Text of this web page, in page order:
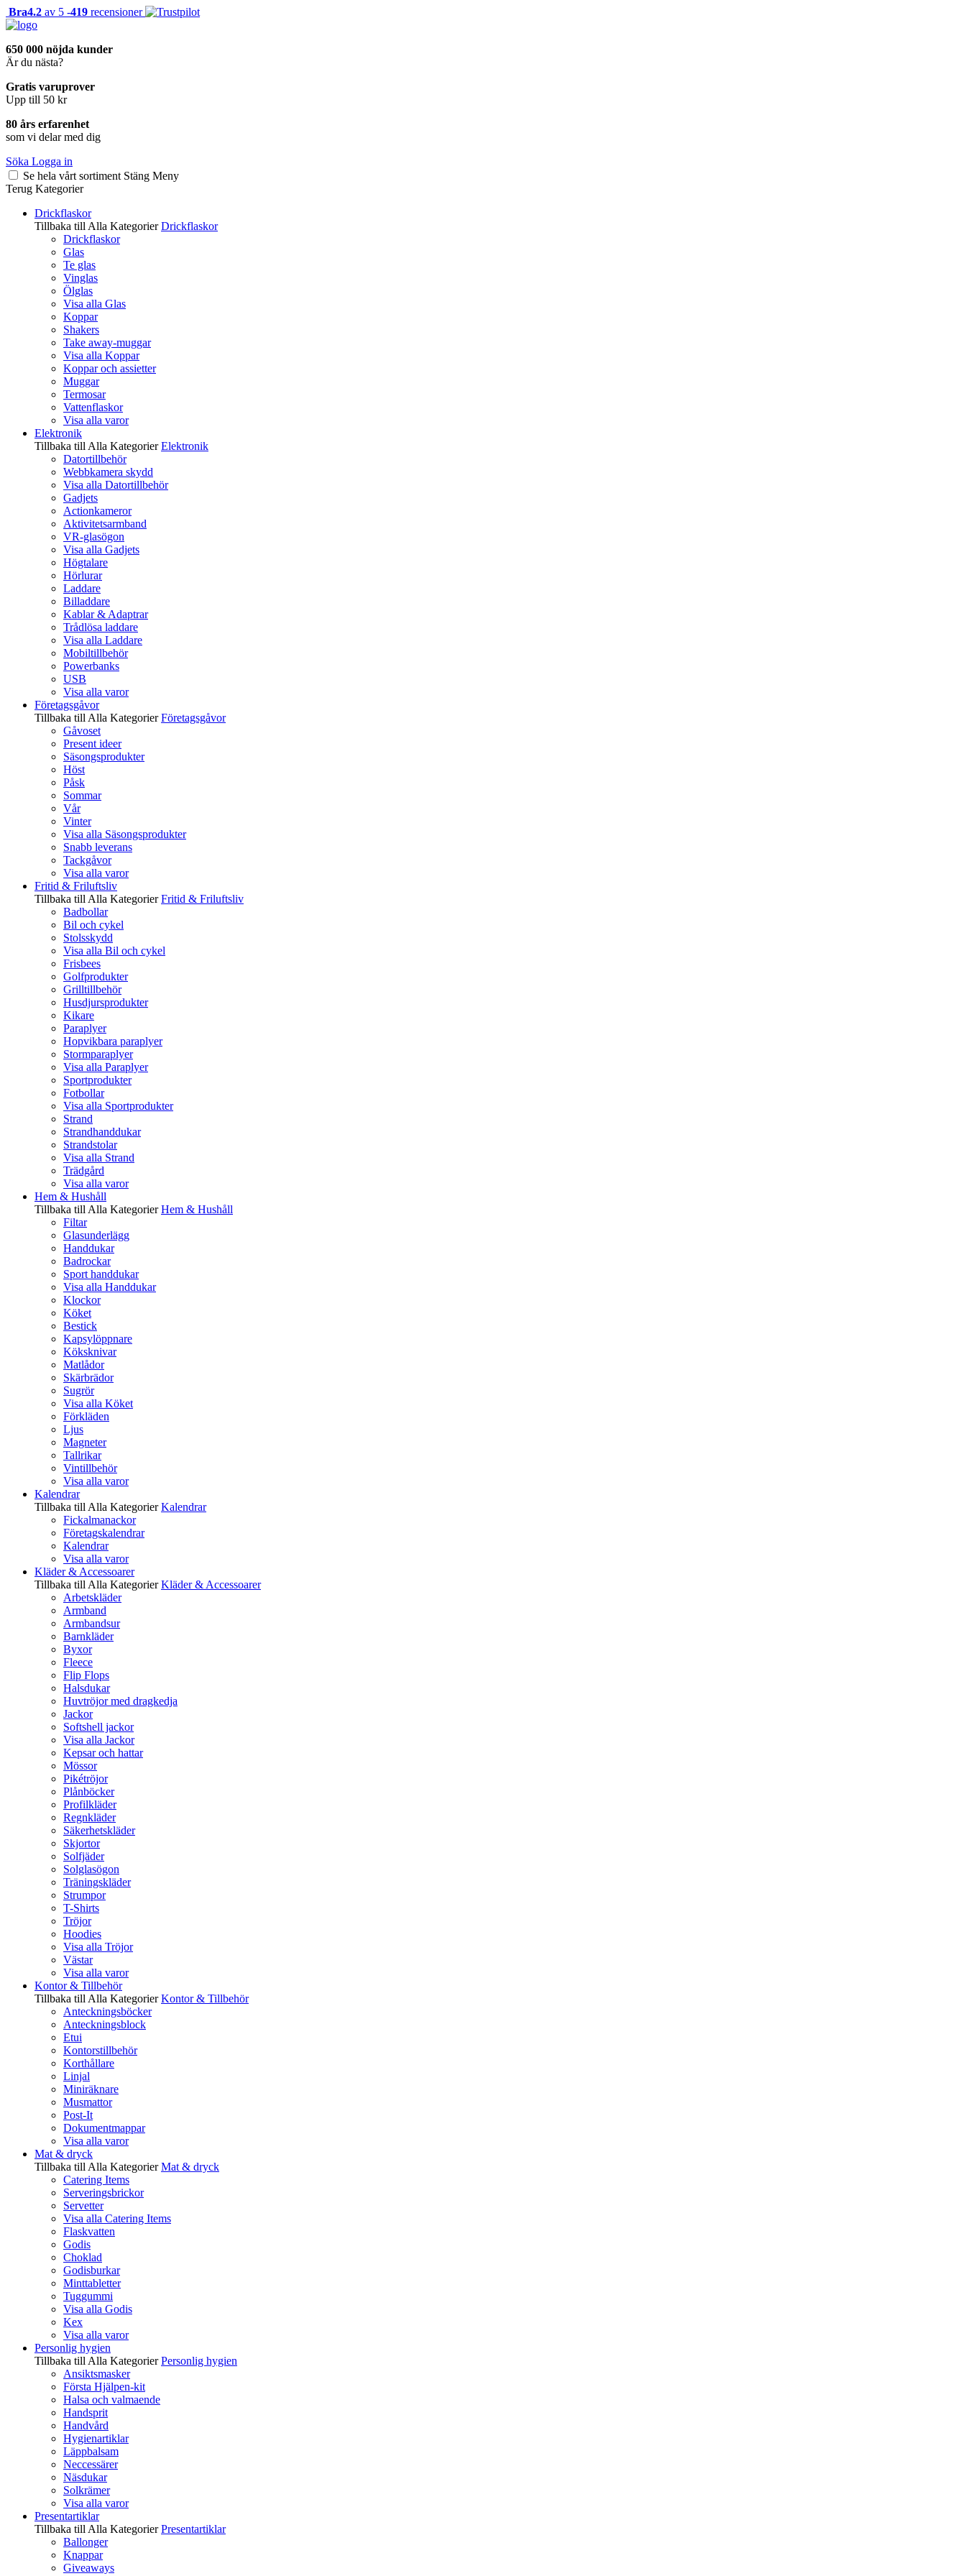
Bra4.2 av 5 -419 recensioner
650 000 nöjda kunder
Är du nästa?
Gratis varuprover
Upp till 50 kr
80 års erfarenhet
som vi delar med dig
Söka Logga in
Se hela vårt sortiment Stäng Meny
Terug Kategorier
Drickflaskor
Tillbaka till Alla Kategorier Drickflaskor
Drickflaskor
Glas
Te glas
Vinglas
Ölglas
Visa alla Glas
Koppar
Shakers
Take away-muggar
Visa alla Koppar
Koppar och assietter
Muggar
Termosar
Vattenflaskor
Visa alla varor
Elektronik
Tillbaka till Alla Kategorier Elektronik
Datortillbehör
Webbkamera skydd
Visa alla Datortillbehör
Gadjets
Actionkameror
Aktivitetsarmband
VR-glasögon
Visa alla Gadjets
Högtalare
Hörlurar
Laddare
Billaddare
Kablar & Adaptrar
Trådlösa laddare
Visa alla Laddare
Mobiltillbehör
Powerbanks
USB
Visa alla varor
Företagsgåvor
Tillbaka till Alla Kategorier Företagsgåvor
Gåvoset
Present ideer
Säsongsprodukter
Höst
Påsk
Sommar
Vår
Vinter
Visa alla Säsongsprodukter
Snabb leverans
Tackgåvor
Visa alla varor
Fritid & Friluftsliv
Tillbaka till Alla Kategorier Fritid & Friluftsliv
Badbollar
Bil och cykel
Stolsskydd
Visa alla Bil och cykel
Frisbees
Golfprodukter
Grilltillbehör
Husdjursprodukter
Kikare
Paraplyer
Hopvikbara paraplyer
Stormparaplyer
Visa alla Paraplyer
Sportprodukter
Fotbollar
Visa alla Sportprodukter
Strand
Strandhanddukar
Strandstolar
Visa alla Strand
Trädgård
Visa alla varor
Hem & Hushåll
Tillbaka till Alla Kategorier Hem & Hushåll
Filtar
Glasunderlägg
Handdukar
Badrockar
Sport handdukar
Visa alla Handdukar
Klockor
Köket
Bestick
Kapsylöppnare
Köksknivar
Matlådor
Skärbrädor
Sugrör
Visa alla Köket
Förkläden
Ljus
Magneter
Tallrikar
Vintillbehör
Visa alla varor
Kalendrar
Tillbaka till Alla Kategorier Kalendrar
Fickalmanackor
Företagskalendrar
Kalendrar
Visa alla varor
Kläder & Accessoarer
Tillbaka till Alla Kategorier Kläder & Accessoarer
Arbetskläder
Armband
Armbandsur
Barnkläder
Byxor
Fleece
Flip Flops
Halsdukar
Huvtröjor med dragkedja
Jackor
Softshell jackor
Visa alla Jackor
Kepsar och hattar
Mössor
Pikétröjor
Plånböcker
Profilkläder
Regnkläder
Säkerhetskläder
Skjortor
Solfjäder
Solglasögon
Träningskläder
Strumpor
T-Shirts
Tröjor
Hoodies
Visa alla Tröjor
Västar
Visa alla varor
Kontor & Tillbehör
Tillbaka till Alla Kategorier Kontor & Tillbehör
Anteckningsböcker
Anteckningsblock
Etui
Kontorstillbehör
Korthållare
Linjal
Miniräknare
Musmattor
Post-It
Dokumentmappar
Visa alla varor
Mat & dryck
Tillbaka till Alla Kategorier Mat & dryck
Catering Items
Serveringsbrickor
Servetter
Visa alla Catering Items
Flaskvatten
Godis
Choklad
Godisburkar
Minttabletter
Tuggummi
Visa alla Godis
Kex
Visa alla varor
Personlig hygien
Tillbaka till Alla Kategorier Personlig hygien
Ansiktsmasker
Första Hjälpen-kit
Halsa och valmaende
Handsprit
Handvård
Hygienartiklar
Läppbalsam
Neccessärer
Näsdukar
Solkrämer
Visa alla varor
Presentartiklar
Tillbaka till Alla Kategorier Presentartiklar
Ballonger
Knappar
Giveaways